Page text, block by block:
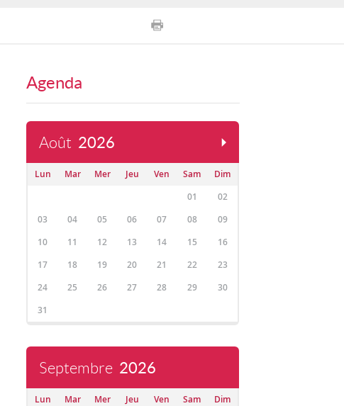
Agenda
Août 2026
Lun Mar Mer Jeu Ven Sam
Dim
01
02
03
04 05 06 07 08
09
10
11 12 13 14 15
16
17
18 19 20 21 22
23
24
25 26 27 28 29
30
31
Septembre 2026
Lun Mar Mer Jeu Ven Sam
Dim